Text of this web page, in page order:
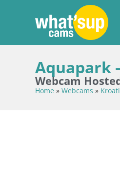
Aquapark
Webcam
Home » Webcams »